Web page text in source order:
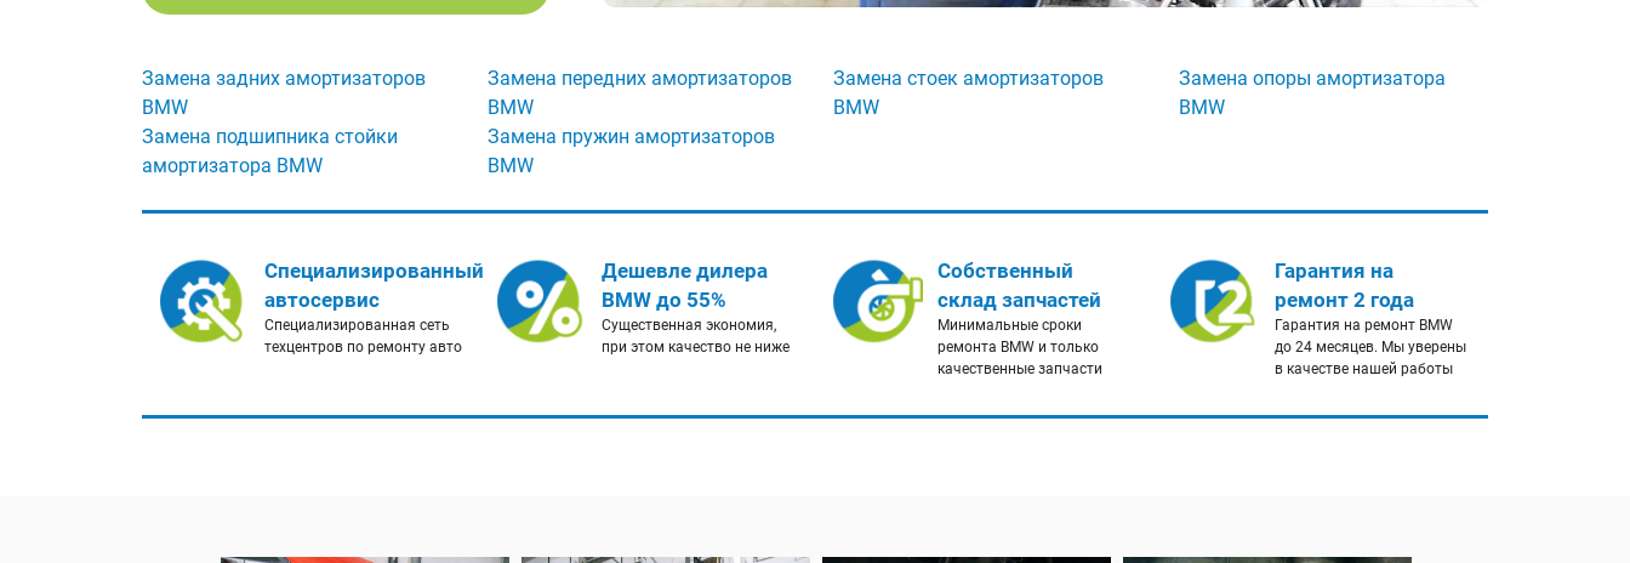
Замена задних амортизаторов
BMW
Замена передних амортизаторов
BMW
Замена стоек амортизаторов
BMW
Замена опоры амортизатора
BMW
Замена подшипника стойки
амортизатора BMW
Замена пружин амортизаторов
BMW
Специализированный
автосервис
Специализированная сеть
техцентров по ремонту авто
Дешевле дилера
BMW до 55%
Существенная экономия,
при этом качество не ниже
Собственный
склад запчастей
Минимальные сроки
ремонта BMW и только
качественные запчасти
Гарантия на
ремонт 2 года
Гарантия на ремонт BMW
до 24 месяцев. Мы уверены
в качестве нашей работы